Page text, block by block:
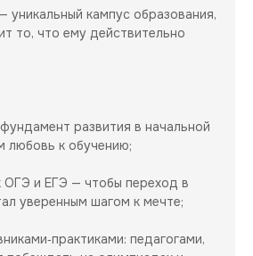
уникальный кампус образования,
то, что ему действительно
развития в начальной
любовь к обучению;
ОГЭ и ЕГЭ — чтобы переход в
уверенным шагом к мечте;
педагогами,